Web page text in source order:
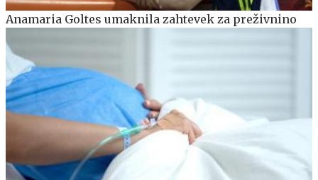
Anamaria Goltes umaknila zahtevek za preživnino